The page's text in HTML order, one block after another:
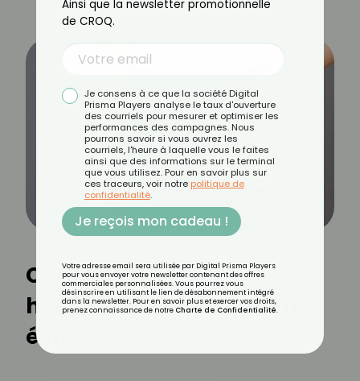
Constipation et
hémorroïdes : comment
éviter le cercle vicieux ?
Ainsi que la newsletter promotionnelle
de CROQ.
Je consens à ce que la société Digital
Prisma Players analyse le taux d'ouverture
des courriels pour mesurer et optimiser les
performances des campagnes. Nous
pourrons savoir si vous ouvrez les
courriels, l'heure à laquelle vous le faites
ainsi que des informations sur le terminal
que vous utilisez. Pour en savoir plus sur
ces traceurs, voir notre politique de
confidentialité.
Je reçois mon cadeau !
Votre adresse email sera utilisée par Digital Prisma Players
pour vous envoyer votre newsletter contenant des offres
commerciales personnalisées. Vous pourrez vous
désinscrire en utilisant le lien de désabonnement intégré
dans la newsletter. Pour en savoir plus et exercer vos droits,
prenez connaissance de notre Charte de Confidentialité.